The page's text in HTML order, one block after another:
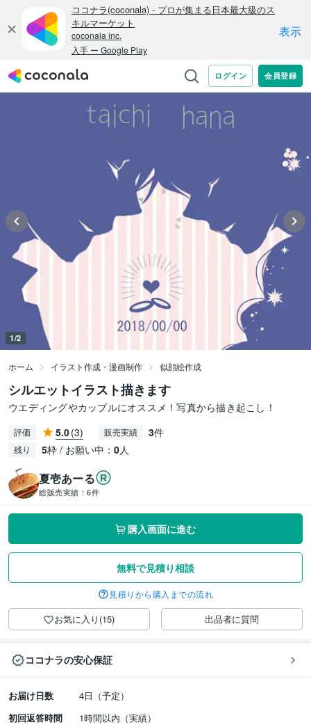
1/2
ホーム イラスト作成・漫画制作 似顔絵作成
シルエットイラスト描きます
ウエディングやカップルにオススメ！写真から描き起こし！
評価 5.0(3) 販売実績 3件
残り 5枠 / お願い中： 0人
夏壱あーる
総販売実績： 6件
購入画面に進む
無料で見積り相談
見積りから購入までの流れ
お気に入り(15) 出品者に質問
ココナラの安心保証
お届け日数
4日（予定）
初回返答時間
1時間以内（実績）